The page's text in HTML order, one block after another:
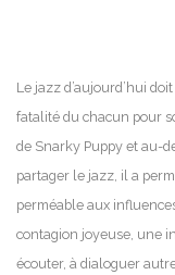
Le jazz d’aujourd’hui
fatalité du chacun pour
de Snarky Puppy et au-
partager le jazz, il a
perméable aux
contagion joyeuse, une
écouter, à dialoguer